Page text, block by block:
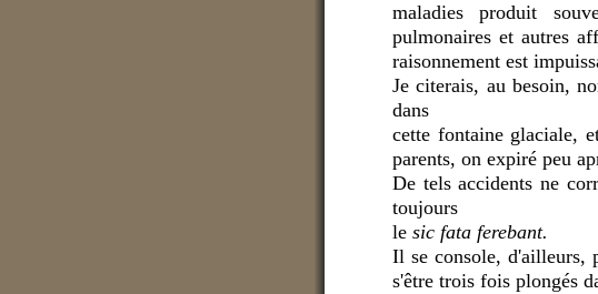
maladies produit
pulmonaires et autres
raisonnement est
Je citerais, au besoin,
dans
cette fontaine glaciale,
parents, on expiré peu
De tels accidents ne
toujours
le sic fata ferebant.
Il se console, d'ailleurs,
s'être trois fois plongés